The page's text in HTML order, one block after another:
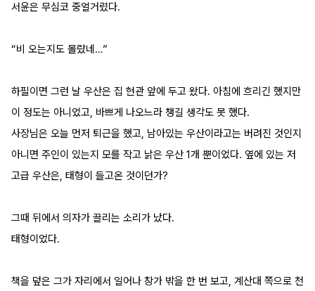
서윤은 무심코 중얼거렸다.
“비 오는지도 몰랐네…”
하필이면 그런 날 우산은 집 현관 앞에 두고 왔다. 아침에 흐리긴 했지만
이 정도는 아니었고, 바쁘게 나오느라 챙길 생각도 못 했다.
사장님은 오늘 먼저 퇴근을 했고, 남아있는 우산이라고는 버려진 것인지
아니면 주인이 있는지 모를 작고 낡은 우산 1개 뿐이었다. 옆에 있는 저
고급 우산은, 태형이 들고온 것이던가?
그때 뒤에서 의자가 끌리는 소리가 났다.
태형이었다.
책을 덮은 그가 자리에서 일어나 창가 밖을 한 번 보고, 계산대 쪽으로 천